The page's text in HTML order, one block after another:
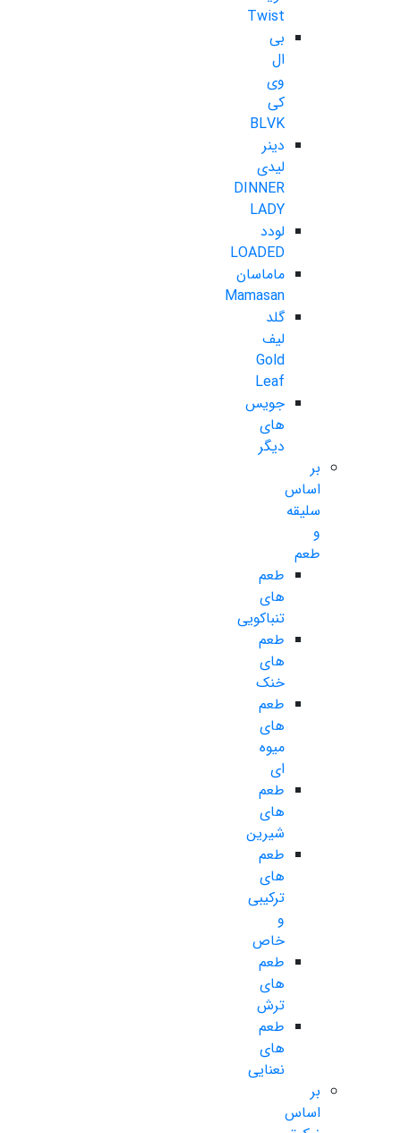
Twist
بی
ال
وی
کی
BLVK
دینر
لیدی
DINNER
LADY
لودد
LOADED
ماماسان
Mamasan
گلد
لیف
Gold
Leaf
جویس
های
دیگر
بر
اساس
سلیقه
و
طعم
طعم
های
تنباکویی
طعم
های
خنک
طعم
های
میوه
ای
طعم
های
شیرین
طعم
های
ترکیبی
و
خاص
طعم
های
ترش
طعم
های
نعنایی
بر
اساس